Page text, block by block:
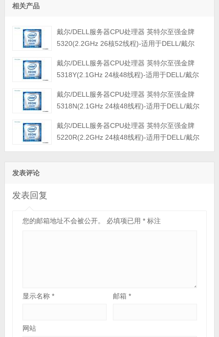
相关产品
戴尔/DELL服务器CPU处理器 英特尔至强金牌
5320(2.2GHz 26核52线程)-适用于DELL/戴尔
/R750等服务器工作站戴尔/DELL服务器CPU处理器 英特尔至强金牌
5318Y(2.1GHz 24核48线程)-适用于DELL/戴尔
/R750等服务器工作站戴尔/DELL服务器CPU处理器 英特尔至强金牌
5318N(2.1GHz 24核48线程)-适用于DELL/戴尔
/R750等服务器工作站戴尔/DELL服务器CPU处理器 英特尔至强金牌
5220R(2.2GHz 24核48线程)-适用于DELL/戴尔
发表评论
发表回复
您的邮箱地址不会被公开。 必填项已用 *标注
显示名称 * 邮箱*
网站